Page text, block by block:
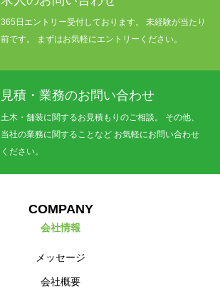
365日エントリー受付しております。 未経験が当たり
前です。 まずはお気軽にエントリーください。
見積・業務のお問い合わせ
土木・舗装に関するお見積もりのご相談。 その他、
当社の業務に関することなど お気軽にお問い合わせ
ください。
COMPANY
会社情報
メッセージ
会社概要